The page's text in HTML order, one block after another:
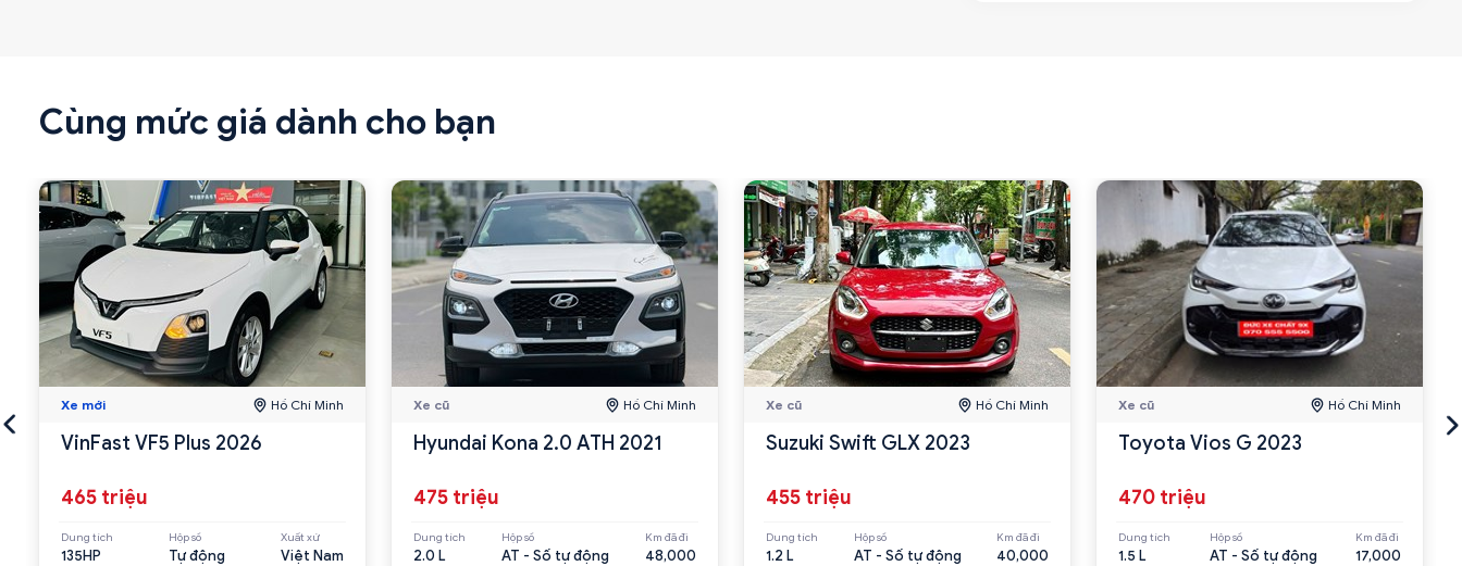
Cùng mức giá dành cho bạn
Xe mới Hồ Chí Minh
VinFast VF5 Plus 2026
465 triệu
Dung tích
135HP
Hộp số
Tự động
Xuất xứ
Việt Nam
Xe cũ Hồ Chí Minh
Hyundai Kona 2.0 ATH 2021
475 triệu
Dung tích
2.0 L
Hộp số
AT - Số tự động
Km đã đi
48,000
Xe cũ Hồ Chí Minh
Suzuki Swift GLX 2023
455 triệu
Dung tích
1.2 L
Hộp số
AT - Số tự động
Km đã đi
40,000
Xe cũ Hồ Chí Minh
Toyota Vios G 2023
470 triệu
Dung tích
1.5 L
Hộp số
AT - Số tự động
Km đã đi
17,000